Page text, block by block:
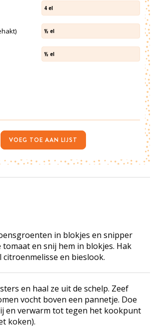
in blokjes en snipper
tomaat en snij hem in blokjes. Hak
citroenmelisse en bieslook.
en haal ze uit de schelp. Zeef
vocht boven een pannetje. Doe
en verwarm tot tegen het kookpunt
koken).
4 el
½ el
½ el
VOEG TOE AAN LIJST